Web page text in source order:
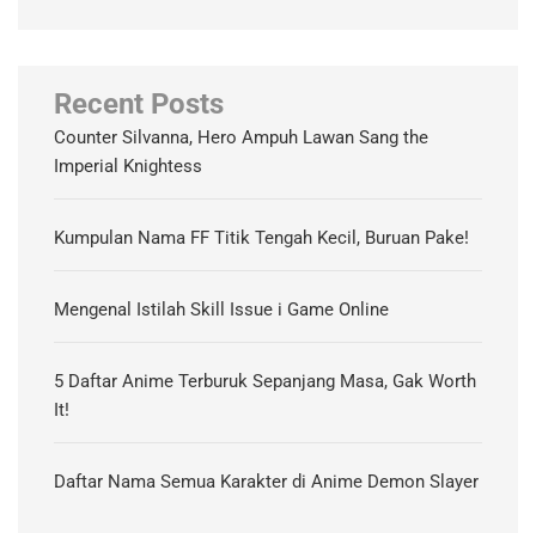
Recent Posts
Counter Silvanna, Hero Ampuh Lawan Sang the
Imperial Knightess
Kumpulan Nama FF Titik Tengah Kecil, Buruan Pake!
Mengenal Istilah Skill Issue i Game Online
5 Daftar Anime Terburuk Sepanjang Masa, Gak Worth
It!
Daftar Nama Semua Karakter di Anime Demon Slayer